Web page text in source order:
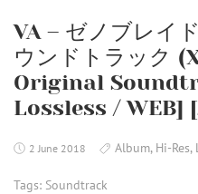
VA – ゼノブレイ
ウンドトラック
Original
Lossless / WEB]
2 June 2018 Album, Hi-Res,
Tags: Soundtrack